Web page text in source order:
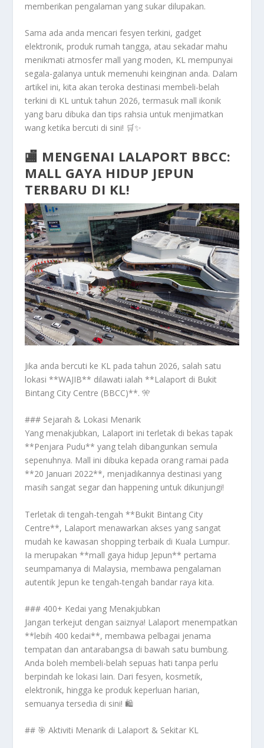
memberikan pengalaman yang sukar dilupakan.
Sama ada anda mencari fesyen terkini, gadget
elektronik, produk rumah tangga, atau sekadar mahu
menikmati atmosfer mall yang moden, KL mempunyai
segala-galanya untuk memenuhi keinginan anda. Dalam
artikel ini, kita akan teroka destinasi membeli-belah
terkini di KL untuk tahun 2026, termasuk mall ikonik
yang baru dibuka dan tips rahsia untuk menjimatkan
wang ketika bercuti di sini! 🛒✨
🏬 MENGENAI LALAPORT BBCC:
MALL GAYA HIDUP JEPUN
TERBARU DI KL!
Jika anda bercuti ke KL pada tahun 2026, salah satu
lokasi **WAJIB** dilawati ialah **Lalaport di Bukit
Bintang City Centre (BBCC)**. 🎌
### Sejarah & Lokasi Menarik
Yang menakjubkan, Lalaport ini terletak di bekas tapak
**Penjara Pudu** yang telah dibangunkan semula
sepenuhnya. Mall ini dibuka kepada orang ramai pada
**20 Januari 2022**, menjadikannya destinasi yang
masih sangat segar dan happening untuk dikunjungi!
Terletak di tengah-tengah **Bukit Bintang City
Centre**, Lalaport menawarkan akses yang sangat
mudah ke kawasan shopping terbaik di Kuala Lumpur.
Ia merupakan **mall gaya hidup Jepun** pertama
seumpamanya di Malaysia, membawa pengalaman
autentik Jepun ke tengah-tengah bandar raya kita.
### 400+ Kedai yang Menakjubkan
Jangan terkejut dengan saiznya! Lalaport menempatkan
**lebih 400 kedai**, membawa pelbagai jenama
tempatan dan antarabangsa di bawah satu bumbung.
Anda boleh membeli-belah sepuas hati tanpa perlu
berpindah ke lokasi lain. Dari fesyen, kosmetik,
elektronik, hingga ke produk keperluan harian,
semuanya tersedia di sini! 🛍️
## 🎯 Aktiviti Menarik di Lalaport & Sekitar KL